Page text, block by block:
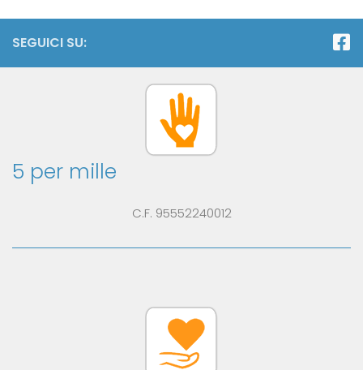
SEGUICI SU:
5 per mille
C.F. 95552240012